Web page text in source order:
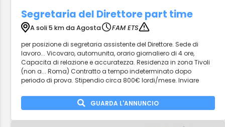
Segretaria del Direttore part time
A soli 5 km da Agosta
FAM ETS
per posizione di segretaria assistente del Direttore. Sede di
lavoro... Vicovaro, automunita, orario giornaliero di 4 ore,
Capacita di relazione e accuratezza. Residenza in zona Tivoli
(non a... Roma) Contratto a tempo indeterminato dopo
periodo di prova. Stipendio circa 800€ lordi/mese. Inviare
GUARDA L'ANNUNCIO